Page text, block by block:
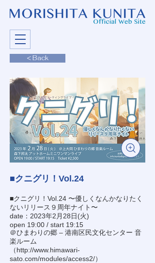
< Back
■クニグリ！Vol.24
■クニグリ！Vol.24 〜優しくなんかなりたく
ないリリース９周年ナイト〜
date：2023年2月28日(火)
open 19:00 / start 19:15
＠ひまわりの郷 – 港南区民文化センター 音
楽ルーム
（http://www.himawari-
sato.com/modules/access2/）